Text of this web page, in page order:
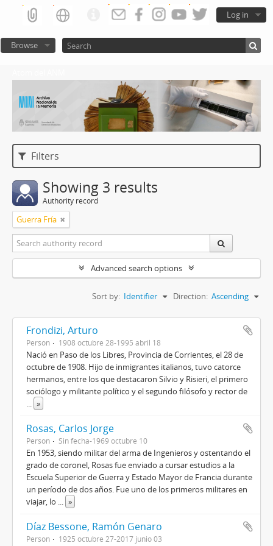
Log in
Browse
Filters
Showing 3 results
Authority record
Guerra Fría
Advanced search options
Sort by: Identifier Direction: Ascending
Frondizi, Arturo
Person 1908 octubre 28-1995 abril 18
Nació en Paso de los Libres, Provincia de Corrientes, el 28 de
octubre de 1908. Hijo de inmigrantes italianos, tuvo catorce
hermanos, entre los que destacaron Silvio y Risieri, el primero
sociólogo y militante político y el segundo filósofo y rector de
... »
Rosas, Carlos Jorge
Person Sin fecha-1969 octubre 10
En 1953, siendo militar del arma de Ingenieros y ostentando el
grado de coronel, Rosas fue enviado a cursar estudios a la
Escuela Superior de Guerra y Estado Mayor de Francia durante
un período de dos años. Fue uno de los primeros militares en
viajar, lo ... »
Díaz Bessone, Ramón Genaro
Person 1925 octubre 27-2017 junio 03